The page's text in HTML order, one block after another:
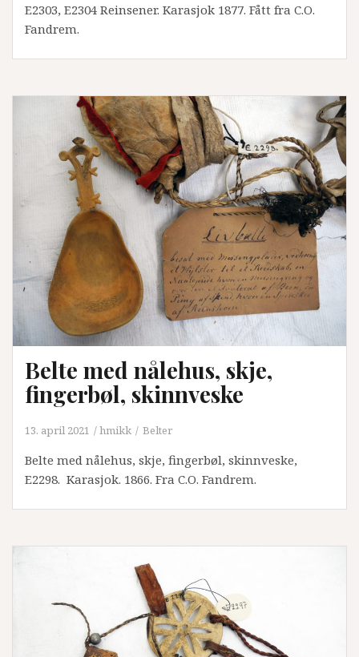
E2303, E2304 Reinsener. Karasjok 1877. Fått fra C.O.
Fandrem.
Belte med nålehus, skje,
fingerbøl, skinnveske
13. april 2021 hmikk Belter
Belte med nålehus, skje, fingerbøl, skinnveske,
E2298. Karasjok. 1866. Fra C.O. Fandrem.